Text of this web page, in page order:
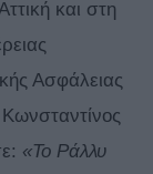
και στη
Ασφάλειας
«Το Ράλλυ